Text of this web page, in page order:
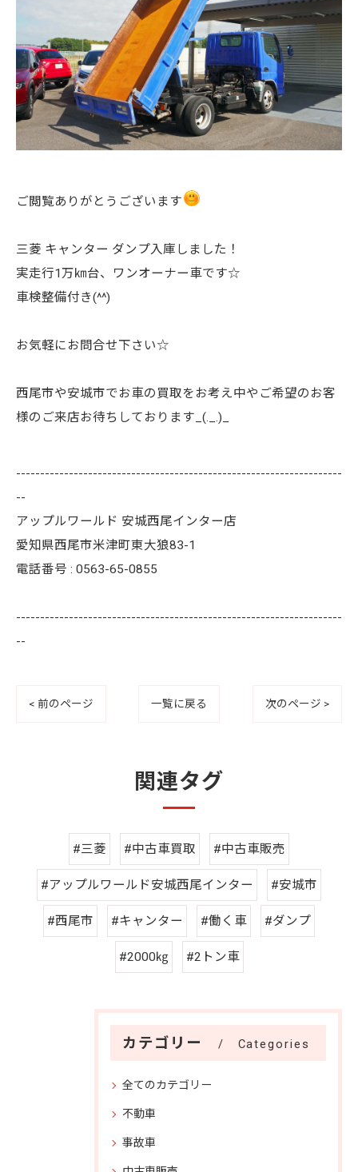
ご閲覧ありがとうございます
三菱 キャンター ダンプ入庫しました！
実走行1万㎞台、ワンオーナー車です☆
車検整備付き(^^)
お気軽にお問合せ下さい☆
西尾市や安城市でお車の買取をお考え中やご希望のお客
様のご来店お待ちしております_(._.)_
--------------------------------------------------------------------
--
アップルワールド 安城西尾インター店
愛知県西尾市米津町東大狼83-1
電話番号 : 0563-65-0855
--------------------------------------------------------------------
--
< 前のページ 一覧に戻る 次のページ >
関連タグ
#三菱 #中古車買取 #中古車販売
#アップルワールド安城西尾インター #安城市
#西尾市 #キャンター #働く車 #ダンプ
#2000㎏ #2トン車
カテゴリー Categories
全てのカテゴリー
不動車
事故車